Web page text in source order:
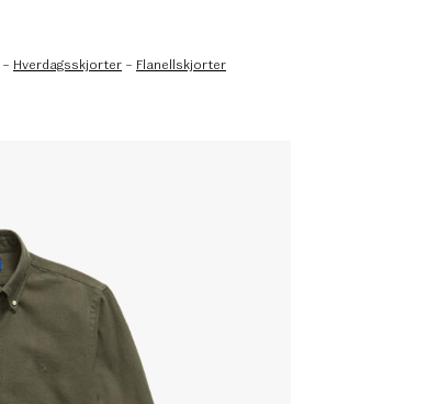
– Hverdagsskjorter – Flanellskjorter